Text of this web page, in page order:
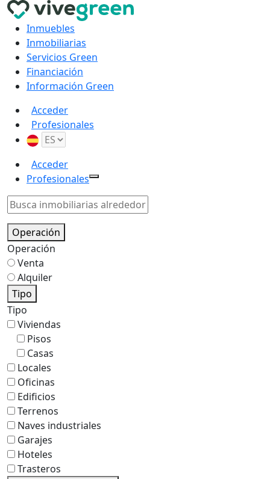
Inmuebles
Inmobiliarias
Servicios Green
Financiación
Información Green
Acceder
Profesionales
Acceder
Profesionales
Operación
Operación
Venta
Alquiler
Tipo
Tipo
Viviendas
Pisos
Casas
Locales
Oficinas
Edificios
Terrenos
Naves industriales
Garajes
Hoteles
Trasteros